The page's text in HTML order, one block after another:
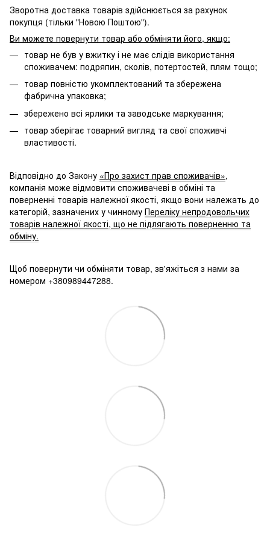
Зворотна доставка товарів здійснюється за рахунок
покупця (тільки "Новою Поштою").
Ви можете повернути товар або обміняти його, якщо:
товар не був у вжитку і не має слідів використання
споживачем: подряпин, сколів, потертостей, плям тощо;
товар повністю укомплектований та збережена
фабрична упаковка;
збережено всі ярлики та заводське маркування;
товар зберігає товарний вигляд та свої споживчі
властивості.
Відповідно до Закону «Про захист прав споживачів»,
компанія може відмовити споживачеві в обміні та
поверненні товарів належної якості, якщо вони належать до
категорій, зазначених у чинному Переліку непродовольчих
товарів належної якості, що не підлягають поверненню та
обміну.
Щоб повернути чи обміняти товар, зв'яжіться з нами за
номером +380989447288.